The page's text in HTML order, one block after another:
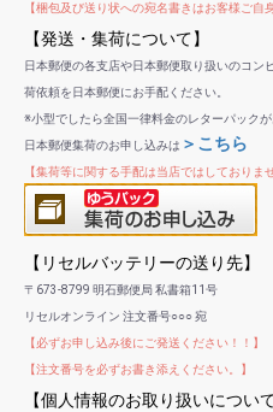
【梱包及び送り状への宛名書きはお客様ご自
【発送・集荷について】
日本郵便の各支店や日本郵便取り扱いのコン
荷依頼を日本郵便にお手配ください。
※小型でしたら全国一律料金のレターパックが
日本郵便集荷のお申し込みは ＞こちら
【集荷等に関する手配は当店ではしておりま
【リセルバッテリーの送り先】
〒673-8799 明石郵便局 私書箱11号
リセルオンライン 注文番号○○○ 宛
【必ずお申し込み後にご発送ください！！】
【注文番号を必ずお書き添えください。】
【個人情報のお取り扱いについて